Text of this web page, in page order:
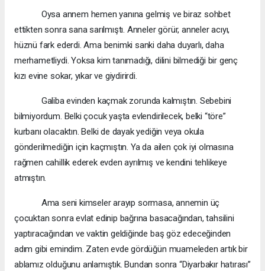
Oysa annem hemen yanına gelmiş ve biraz sohbet
ettikten sonra sana sarılmıştı. Anneler görür, anneler acıyı,
hüznü fark ederdi. Ama benimki sanki daha duyarlı, daha
merhametliydi. Yoksa kim tanımadığı, dilini bilmediği bir genç
kızı evine sokar, yıkar ve giydirirdi.
Galiba evinden kaçmak zorunda kalmıştın. Sebebini
bilmiyordum. Belki çocuk yaşta evlendirilecek, belki “töre”
kurbanı olacaktın. Belki de dayak yediğin veya okula
gönderilmediğin için kaçmıştın. Ya da ailen çok iyi olmasına
rağmen cahillik ederek evden ayrılmış ve kendini tehlikeye
atmıştın.
Ama seni kimseler arayıp sormasa, annemin üç
çocuktan sonra evlat edinip bağrına basacağından, tahsilini
yaptıracağından ve vaktin geldiğinde baş göz edeceğinden
adım gibi emindim. Zaten evde gördüğün muameleden artık bir
ablamız olduğunu anlamıştık. Bundan sonra “Diyarbakır hatırası”